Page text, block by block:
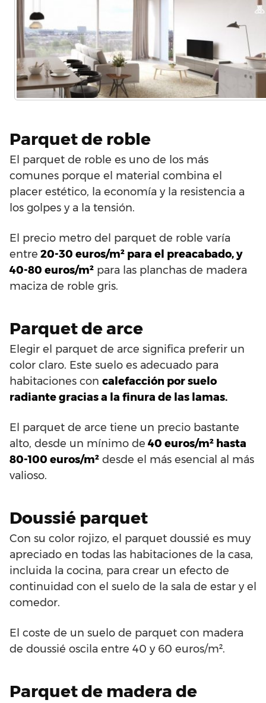
Parquet de roble
El parquet de roble es uno de los más
comunes porque el material combina el
placer estético, la economía y la resistencia a
los golpes y a la tensión.
El precio metro del parquet de roble varía
entre 20-30 euros/m² para el preacabado, y
40-80 euros/m² para las planchas de madera
maciza de roble gris.
Parquet de arce
Elegir el parquet de arce significa preferir un
color claro. Este suelo es adecuado para
habitaciones con calefacción por suelo
radiante gracias a la finura de las lamas.
El parquet de arce tiene un precio bastante
alto, desde un mínimo de 40 euros/m² hasta
80-100 euros/m² desde el más esencial al más
valioso.
Doussié parquet
Con su color rojizo, el parquet doussié es muy
apreciado en todas las habitaciones de la casa,
incluida la cocina, para crear un efecto de
continuidad con el suelo de la sala de estar y el
comedor.
El coste de un suelo de parquet con madera
de doussié oscila entre 40 y 60 euros/m².
Parquet de madera de